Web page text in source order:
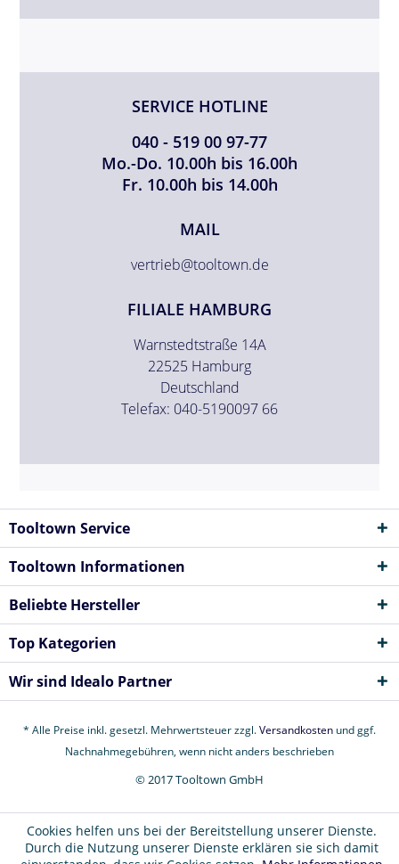
SERVICE HOTLINE
040 - 519 00 97-77
Mo.-Do. 10.00h bis 16.00h
Fr. 10.00h bis 14.00h
MAIL
vertrieb@tooltown.de
FILIALE HAMBURG
Warnstedtstraße 14A
22525 Hamburg
Deutschland
Telefax: 040-5190097 66
Tooltown Service
Tooltown Informationen
Beliebte Hersteller
Top Kategorien
Wir sind Idealo Partner
* Alle Preise inkl. gesetzl. Mehrwertsteuer zzgl.Versandkosten und ggf.
Nachnahmegebühren, wenn nicht anders beschrieben
© 2017 Tooltown GmbH
Cookies helfen uns bei der Bereitstellung unserer Dienste.
Durch die Nutzung unserer Dienste erklären sie sich damit